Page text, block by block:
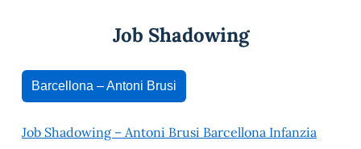
Job Shadowing
Barcellona – Antoni Brusi
Job Shadowing – Antoni Brusi Barcellona Infanzia